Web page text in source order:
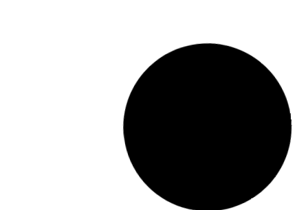
Le guide pour maîtriser le
traitement et l’analyse de données
avec Excel
Lire la suite